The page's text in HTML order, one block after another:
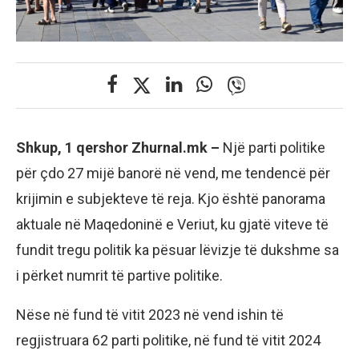
Shkup, 1 qershor Zhurnal.mk – Një parti politike
për çdo 27 mijë banorë në vend, me tendencë për
krijimin e subjekteve të reja. Kjo është panorama
aktuale në Maqedoninë e Veriut, ku gjatë viteve të
fundit tregu politik ka pësuar lëvizje të dukshme sa
i përket numrit të partive politike.
Nëse në fund të vitit 2023 në vend ishin të
regjistruara 62 parti politike, në fund të vitit 2024